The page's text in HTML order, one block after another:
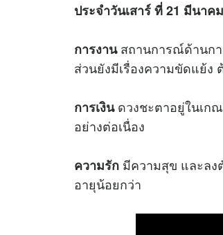
ประจำวันเสาร์ ที่ 21 มีนาค
การงานสถานการณ์ด้านกา
ส่วนยังมีเรื่องความขัดแย้ง
การเงิน ดวงชะตาอยู่ในเก
อย่างต่อเนื่อง
ความรัก มีความสุข และลง
อายุน้อยกว่า